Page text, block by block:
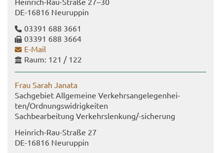
DE-​16816 Neu­rup­pin
03391 688 3661
03391 688 3664
E-​Mail
Raum: 121 / 122
Frau Sarah Ja­na­ta
Sach­ge­biet All­ge­mei­ne Ver­kehrs­an­ge­le­gen­hei­
ten/Ord­nungs­wid­rig­kei­ten
Sach­be­ar­bei­tung Ver­kehrs­len­kung/-​sicherung
Heinrich-​Rau-Straße 27
DE-​16816 Neu­rup­pin